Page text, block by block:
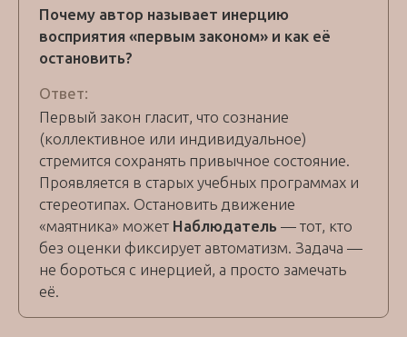
Почему автор называет инерцию
восприятия «первым законом» и как её
остановить?
Ответ:
Первый закон гласит, что сознание
(коллективное или индивидуальное)
стремится сохранять привычное состояние.
Проявляется в старых учебных программах и
стереотипах. Остановить движение
«маятника» может Наблюдатель — тот, кто
без оценки фиксирует автоматизм. Задача —
не бороться с инерцией, а просто замечать
её.